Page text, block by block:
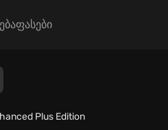
ფასები
Plus Edition